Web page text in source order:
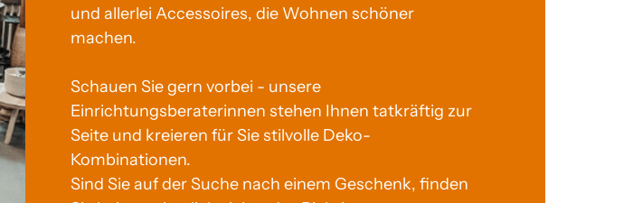
und allerlei Accessoires, die Wohnen schöner
machen.
Schauen Sie gern vorbei - unsere
Einrichtungsberaterinnen stehen Ihnen tatkräftig zur
Seite und kreieren für Sie stilvolle Deko-
Kombinationen.
Sind Sie auf der Suche nach einem Geschenk, finden